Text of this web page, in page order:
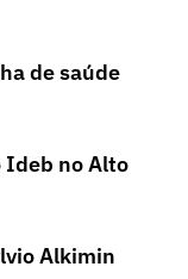
de saúde
Ideb no Alto
Alkimin